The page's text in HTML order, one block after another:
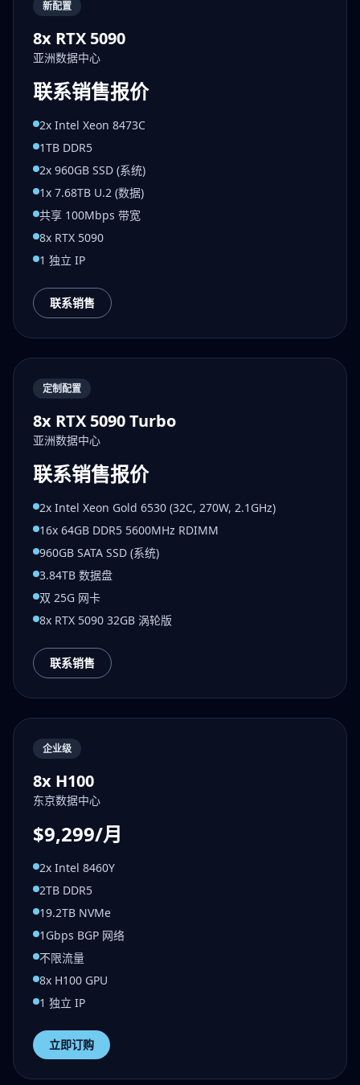
新配置
8x RTX 5090
亚洲数据中心
联系销售报价
2x Intel Xeon 8473C
1TB DDR5
2x 960GB SSD (系统)
1x 7.68TB U.2 (数据)
共享 100Mbps 带宽
8x RTX 5090
1 独立 IP
联系销售
定制配置
8x RTX 5090 Turbo
亚洲数据中心
联系销售报价
2x Intel Xeon Gold 6530 (32C, 270W, 2.1GHz)
16x 64GB DDR5 5600MHz RDIMM
960GB SATA SSD (系统)
3.84TB 数据盘
双 25G 网卡
8x RTX 5090 32GB 涡轮版
联系销售
企业级
8x H100
东京数据中心
$9,299/月
2x Intel 8460Y
2TB DDR5
19.2TB NVMe
1Gbps BGP 网络
不限流量
8x H100 GPU
1 独立 IP
立即订购